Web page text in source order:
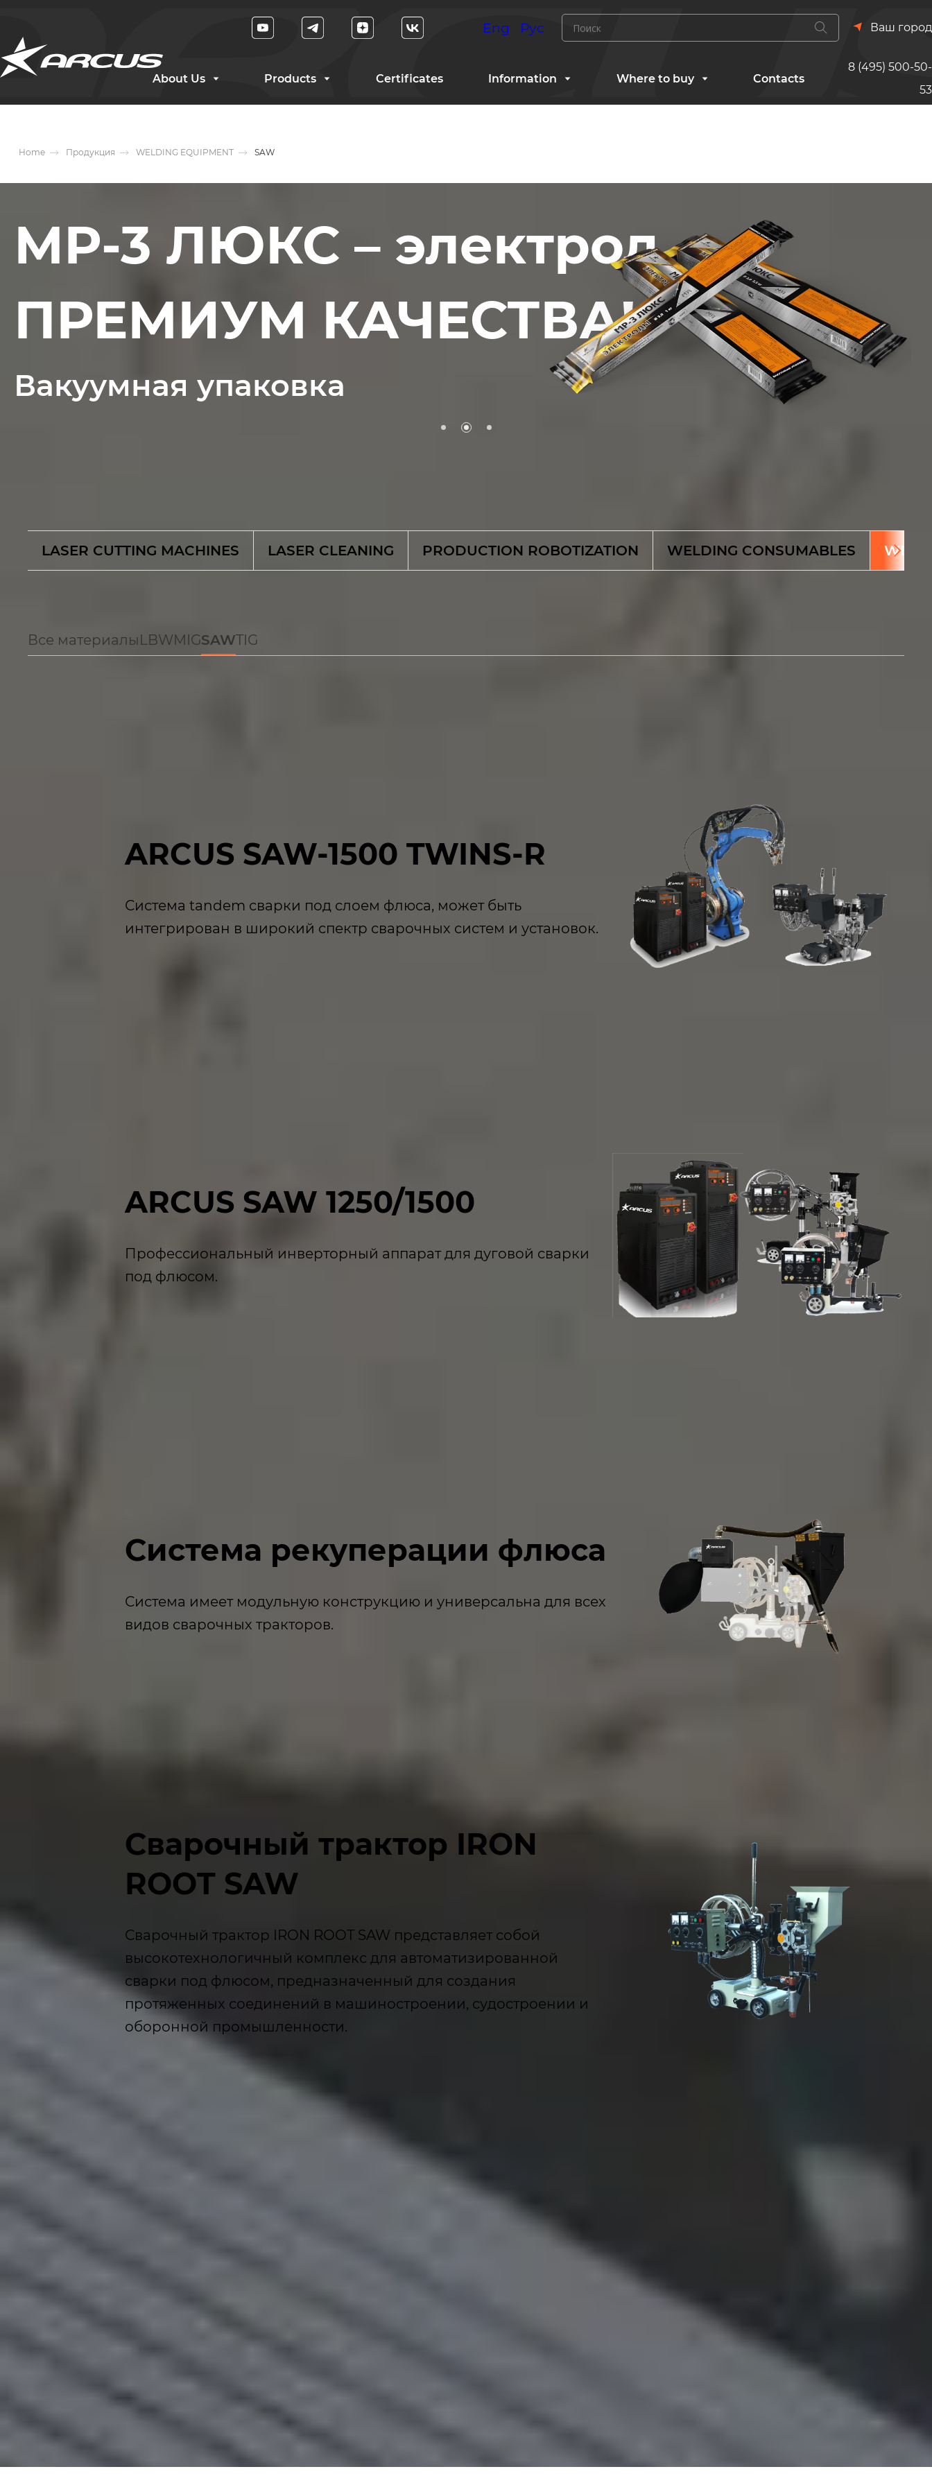
Eng Рус Ваш город
About Us Products Certificates Information Where to buy Contacts
8 (495) 500-50-
53
Home Продукция WELDING EQUIPMENT SAW
МР-3 ЛЮКС – электрод
ПРЕМИУМ КАЧЕСТВА!
Вакуумная упаковка
LASER CUTTING MACHINES LASER CLEANING PRODUCTION ROBOTIZATION WELDING CONSUMABLES
Все материалыLBWMIGSAWTIG
ARCUS SAW-1500 TWINS-R
Система tandem сварки под слоем флюса, может быть
интегрирован в широкий спектр сварочных систем и установок.
ARCUS SAW 1250/1500
Профессиональный инверторный аппарат для дуговой сварки
под флюсом.
Система рекуперации флюса
Система имеет модульную конструкцию и универсальна для всех
видов сварочных тракторов.
Сварочный трактор IRON
ROOT SAW
Сварочный трактор IRON ROOT SAW представляет собой
высокотехнологичный комплекс для автоматизированной
сварки под флюсом, предназначенный для создания
протяженных соединений в машиностроении, судостроении и
оборонной промышленности.